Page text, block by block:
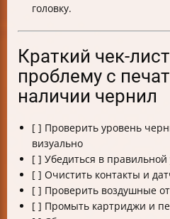
головку.
Краткий чек-
проблему с
наличии чернил
[ ] Проверить уровень
визуально
[ ] Убедиться в
[ ] Очистить контакты и
[ ] Проверить воздушные
[ ] Промыть картриджи и